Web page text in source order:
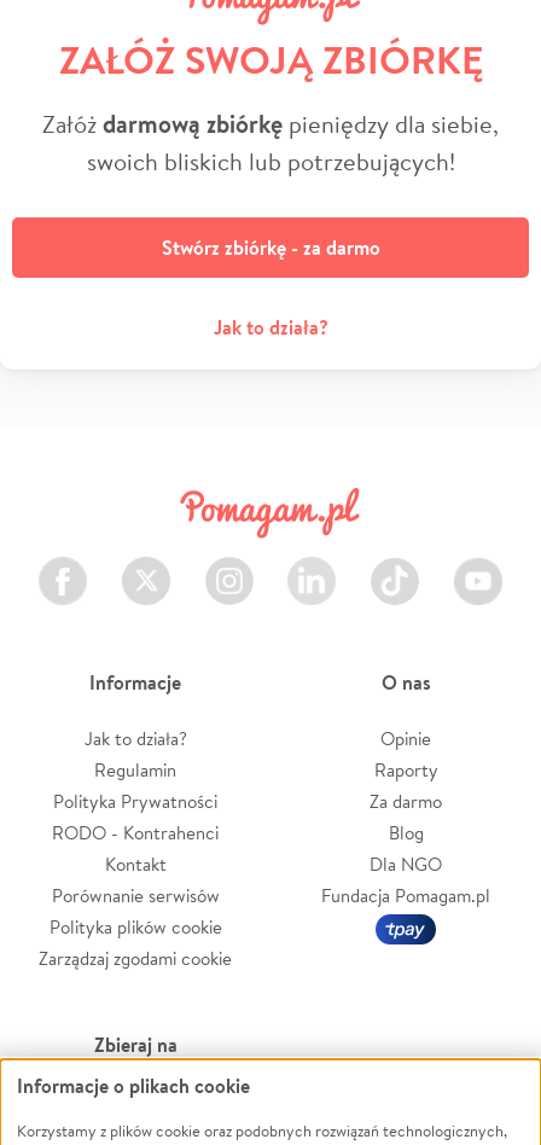
ZAŁÓŻ SWOJĄ ZBIÓRKĘ
Załóżdarmową zbiórkę pieniędzy dla siebie,
swoich bliskich lub potrzebujących!
Stwórz zbiórkę - za darmo
Jak to działa?
Facebook Twitter Instagram LinkedIn TikTok Youtube
Informacje
Jak to działa?
Regulamin
Polityka Prywatności
RODO - Kontrahenci
Kontakt
Porównanie serwisów
Polityka plików cookie
Zarządzaj zgodami cookie
O nas
Opinie
Raporty
Za darmo
Blog
Dla NGO
Fundacja Pomagam.pl
Zbieraj na
Leczenie
Zwierzęta
Powódź
Informacje o plikach cookie
Korzystamy z plików cookie oraz podobnych rozwiązań technologicznych,